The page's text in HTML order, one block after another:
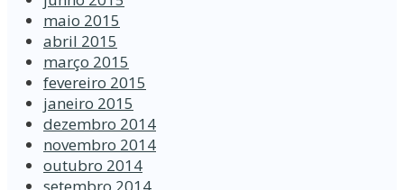
maio 2015
abril 2015
março 2015
fevereiro 2015
janeiro 2015
dezembro 2014
novembro 2014
outubro 2014